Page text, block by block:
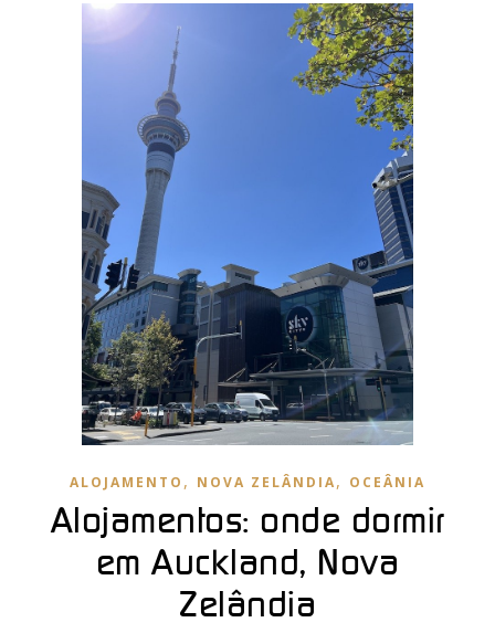
ALOJAMENTO , NOVA ZELÂNDIA, OCEÂNIA
Alojamentos: onde dormir
em Auckland, Nova
Zelândia